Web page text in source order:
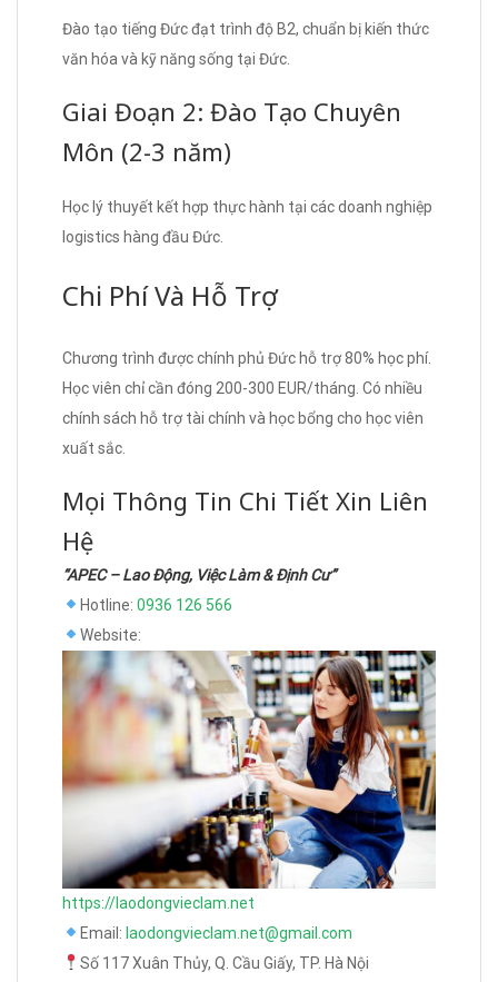
Đào tạo tiếng Đức đạt trình độ B2, chuẩn bị kiến thức
văn hóa và kỹ năng sống tại Đức.
Giai Đoạn 2: Đào Tạo Chuyên
Môn (2-3 năm)
Học lý thuyết kết hợp thực hành tại các doanh nghiệp
logistics hàng đầu Đức.
Chi Phí Và Hỗ Trợ
Chương trình được chính phủ Đức hỗ trợ 80% học phí.
Học viên chỉ cần đóng 200-300 EUR/tháng. Có nhiều
chính sách hỗ trợ tài chính và học bổng cho học viên
xuất sắc.
Mọi Thông Tin Chi Tiết Xin Liên
Hệ
“APEC – Lao Động, Việc Làm & Định Cư”
Hotline: 0936 126 566
Website:
https://laodongvieclam.net
Email: laodongvieclam.net@gmail.com
Số 117 Xuân Thủy, Q. Cầu Giấy, TP. Hà Nội